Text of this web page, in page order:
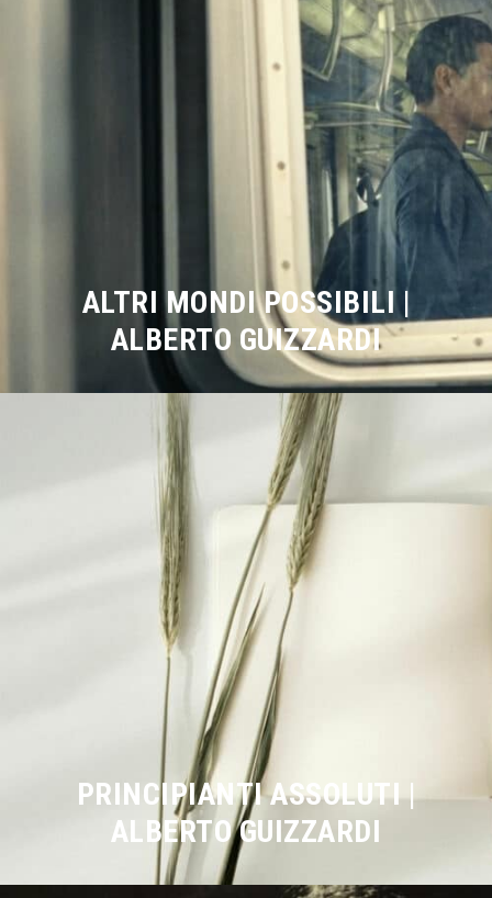
ALTRI MONDI POSSIBILI |
ALBERTO GUIZZARDI
PRINCIPIANTI ASSOLUTI |
ALBERTO GUIZZARDI